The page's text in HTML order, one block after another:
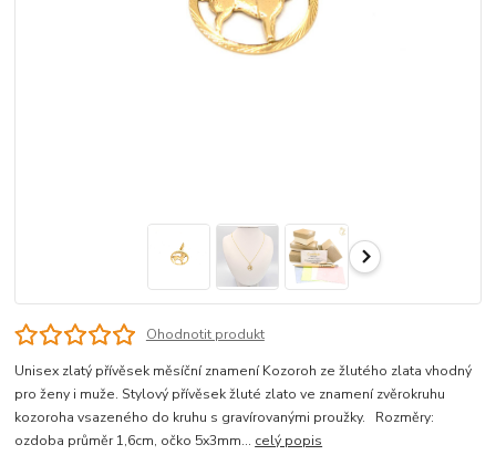
Ohodnotit produkt
Unisex zlatý přívěsek měsíční znamení Kozoroh ze žlutého zlata vhodný
pro ženy i muže. Stylový přívěsek žluté zlato ve znamení zvěrokruhu
kozoroha vsazeného do kruhu s gravírovanými proužky. Rozměry:
ozdoba průměr 1,6cm, očko 5x3mm... celý popis